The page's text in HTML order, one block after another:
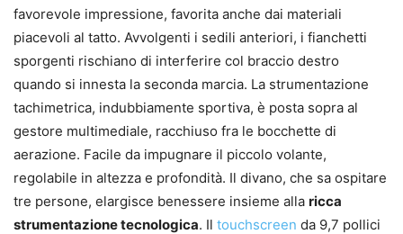
favorevole impressione, favorita anche dai materiali
piacevoli al tatto. Avvolgenti i sedili anteriori, i fianchetti
sporgenti rischiano di interferire col braccio destro
quando si innesta la seconda marcia. La strumentazione
tachimetrica, indubbiamente sportiva, è posta sopra al
gestore multimediale, racchiuso fra le bocchette di
aerazione. Facile da impugnare il piccolo volante,
regolabile in altezza e profondità. Il divano, che sa ospitare
tre persone, elargisce benessere insieme alla ricca
strumentazione tecnologica. Il touchscreen da 9,7 pollici